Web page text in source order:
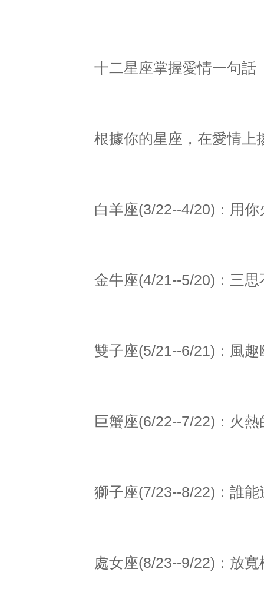
十二星座掌握愛情一句話
根據你的星座，在愛情上
白羊座(3/22--4/20)：用
金牛座(4/21--5/20)：三思
雙子座(5/21--6/21)：風
巨蟹座(6/22--7/22)：火
獅子座(7/23--8/22)：誰
處女座(8/23--9/22)：放